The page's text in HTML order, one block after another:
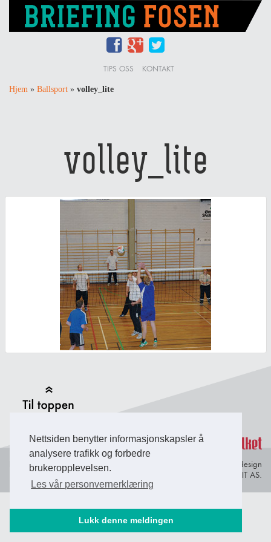
Nettsiden benytter informasjonskapsler å
analysere trafikk og forbedre
brukeropplevelsen.
Les vår personvernerklæring
Lukk denne meldingen
TIPS OSS KONTAKT
Hjem » Ballsport » volley_lite
volley_lite
Personvern og
informasjonskapsler
© Copyright 2026 Briefing Fosen.
Webdesign
av Lindbak IT AS.